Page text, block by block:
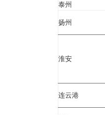
泰州
扬州
淮安
连云港